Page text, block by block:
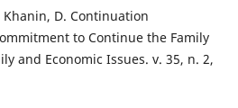
Khanin, D. Continuation
to Continue the Family
and Economic Issues. v. 35, n. 2,